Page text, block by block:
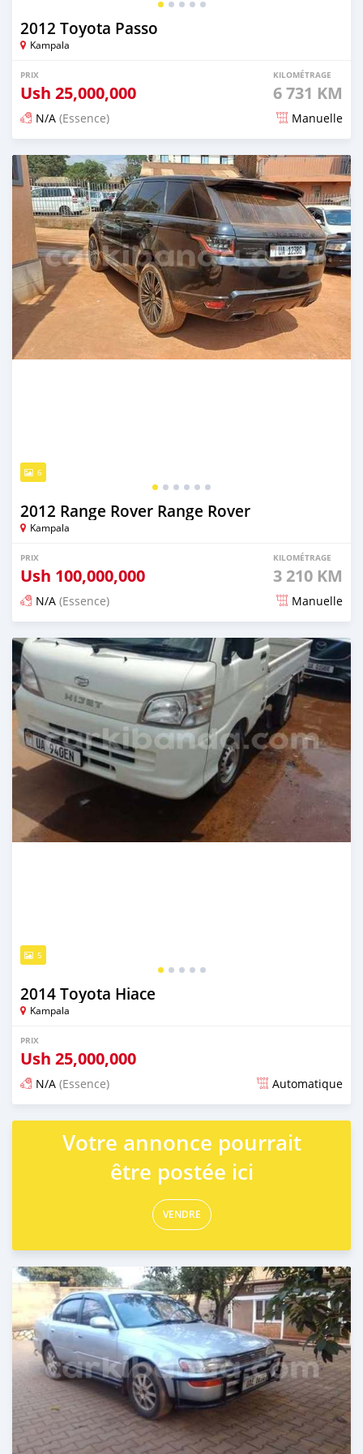
2012 Toyota Passo
Kampala
PRIX
Ush 25,000,000
KILOMÉTRAGE
6 731 KM
N/A (Essence) Manuelle
Publié il y a 2 jours
6
2012 Range Rover Range Rover
Kampala
PRIX
Ush 100,000,000
KILOMÉTRAGE
3 210 KM
N/A (Essence) Manuelle
Publié il y a 2 jours
5
2014 Toyota Hiace
Kampala
PRIX
Ush 25,000,000
N/A (Essence) Automatique
Publié il y a 2 jours
Votre annonce pourrait
être postée ici
VENDRE